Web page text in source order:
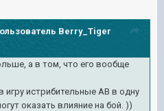
Berry_Tiger
а в том, что его вообще
игру истрибительные АВ в одну
оказать влияние на бой. ))